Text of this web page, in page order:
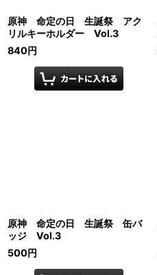
原神 命定の日 生誕祭 アク
リルキーホルダー Vol.3
840円
原神 命定の日 生誕祭 缶バ
ッジ Vol.3
500円